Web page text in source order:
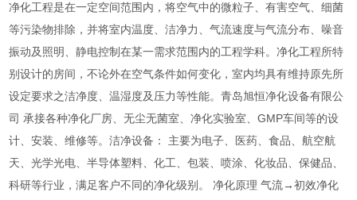
净化工程是在一定空间范围内，将空气中的微粒子、有害空气、细菌
等污染物排除，并将室内温度、洁净力、气流速度与气流分布、噪音
振动及照明、静电控制在某一需求范围内的工程学科。净化工程所特
别设计的房间，不论外在空气条件如何变化，室内均具有维持原先所
设定要求之洁净度、温湿度及压力等性能。青岛旭恒净化设备有限公
司 承接各种净化厂房、无尘无菌室、净化实验室、GMP车间等的设
计、安装、维修等。洁净设备： 主要为电子、医药、食品、航空航
天、光学光电、半导体塑料、化工、包装、喷涂、化妆品、保健品、
科研等行业，满足客户不同的净化级别。 净化原理 气流→初效净化